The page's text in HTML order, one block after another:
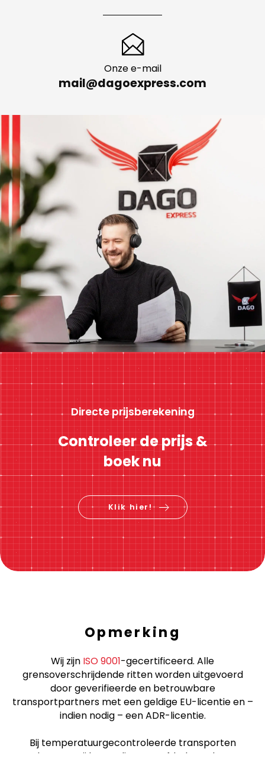
+49 335 277 130 05
mail@dagoexpress.com
Directe prijsberekening
Controleer de prijs &
boek nu
Opmerking
Wij zijnISO 9001-gecertificeerd. Alle
door geverifieerde en betrouwbare
transportpartners met een geldige EU-licentie en –